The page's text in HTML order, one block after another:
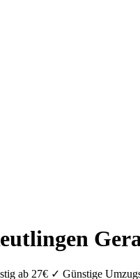
ab 27€ ✓ Günstige